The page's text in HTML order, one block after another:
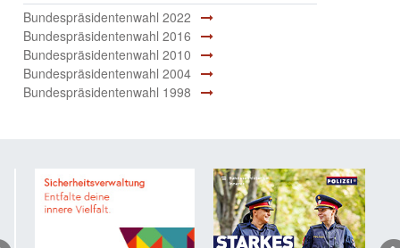
Bundespräsidentenwahl 2022
Bundespräsidentenwahl 2016
Bundespräsidentenwahl 2010
Bundespräsidentenwahl 2004
Bundespräsidentenwahl 1998